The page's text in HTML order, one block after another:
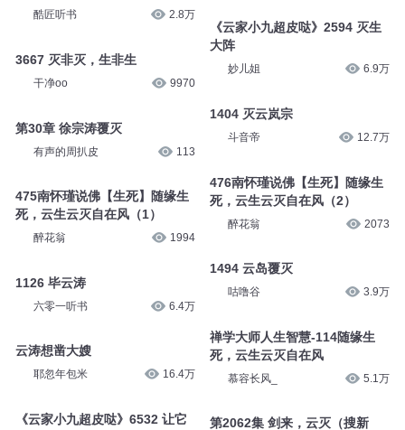
酷匠听书 2.8万
3667 灭非灭，生非生
干净oo 9970
第30章 徐宗涛覆灭
有声的周扒皮 113
475南怀瑾说佛【生死】随缘生
死，云生云灭自在风（1）
醉花翁 1994
1126 毕云涛
六零一听书 6.4万
云涛想凿大嫂
耶忽年包米 16.4万
《云家小九超皮哒》6532 让它
《云家小九超皮哒》2594 灭生
大阵
妙儿姐 6.9万
1404 灭云岚宗
斗音帝 12.7万
476南怀瑾说佛【生死】随缘生
死，云生云灭自在风（2）
醉花翁 2073
1494 云岛覆灭
咕噜谷 3.9万
禅学大师人生智慧-114随缘生
死，云生云灭自在风
慕容长风_ 5.1万
第2062集 剑来，云灭（搜新